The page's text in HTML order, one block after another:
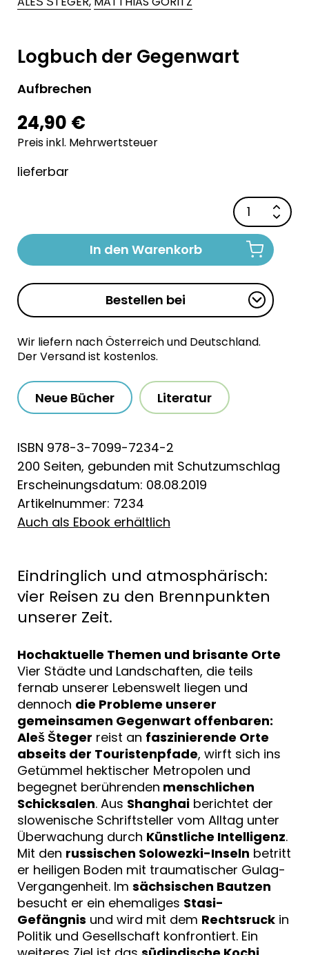
Logbuch der Gegenwart
Aufbrechen
24,90 €
Preis inkl. Mehrwertsteuer
lieferbar
In den Warenkorb
Bestellen bei
Wir liefern nach Österreich und Deutschland.
Der Versand ist kostenlos.
Neue Bücher Literatur
ISBN 978-3-7099-7234-2
200 Seiten, gebunden mit Schutzumschlag
Erscheinungsdatum: 08.08.2019
Artikelnummer: 7234
Auch als Ebook erhältlich
Eindringlich und atmosphärisch:
vier Reisen zu den Brennpunkten
unserer Zeit.
Hochaktuelle Themen und brisante Orte
Vier Städte und Landschaften, die teils
fernab unserer Lebenswelt liegen und
dennoch die Probleme unserer
gemeinsamen Gegenwart offenbaren:
Aleš Šteger reist an faszinierende Orte
abseits der Touristenpfade, wirft sich ins
Getümmel hektischer Metropolen und
begegnet berührenden menschlichen
Schicksalen. Aus Shanghai berichtet der
slowenische Schriftsteller vom Alltag unter
Überwachung durch Künstliche Intelligenz.
Mit den russischen Solowezki-Inseln betritt
er heiligen Boden mit traumatischer Gulag-
Vergangenheit. Im sächsischen Bautzen
besucht er ein ehemaliges Stasi-
Gefängnis und wird mit dem Rechtsruck in
Politik und Gesellschaft konfrontiert. Ein